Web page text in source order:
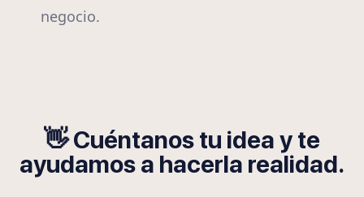
negocio.
👋 Cuéntanos tu idea y te
ayudamos a hacerla realidad.